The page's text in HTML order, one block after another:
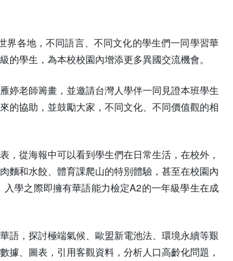
各地，不同語言、不同文化的學生們一同學習華
學生，為本校校園內增添更多異國交流機會。
婷老師籌畫，並邀請台灣人學伴一同見證本班學生
的協助，並鼓勵大家，不同文化、不同價值觀的相
從海報中可以看到學生們在日常生活，在校外，
麵和水餃、體育課爬山的特別體驗，甚至在校園內
學之際即擁有華語能力檢定A2的一年級學生在成
語，探討極端氣候、歐盟新電池法、環境永續等艱
、圖表，引用客觀資料，分析人口高齡化問題，